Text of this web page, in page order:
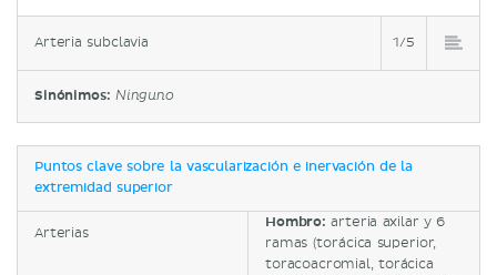
Arteria subclavia 1/5
Sinónimos: Ninguno
Puntos clave sobre la vascularización e inervación de la
extremidad superior
Arterias
Hombro: arteria axilar y 6
ramas (torácica superior,
toracoacromial, torácica